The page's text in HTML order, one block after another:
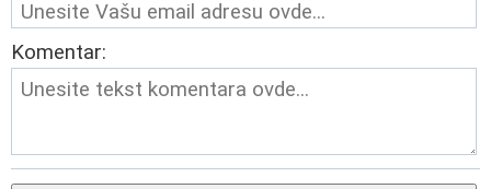
Komentar: